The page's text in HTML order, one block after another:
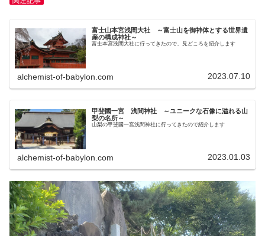
富士山本宮浅間大社 ～富士山を御神体とする世界遺
産の構成神社～
富士本宮浅間大社に行ってきたので、見どころを紹介します
alchemist-of-babylon.com 2023.07.10
甲斐國一宮 浅間神社 ～ユニークな石像に溢れる山
梨の名所～
山梨の甲斐國一宮浅間神社に行ってきたので紹介します
alchemist-of-babylon.com 2023.01.03